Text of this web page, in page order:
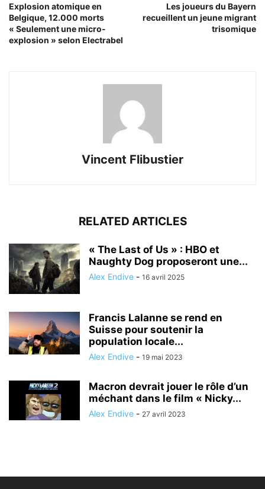
Explosion atomique en
Belgique, 12.000 morts
« Seulement une micro-
explosion » selon Electrabel
Les joueurs du Bayern
recueillent un jeune migrant
trisomique
Vincent Flibustier
RELATED ARTICLES
« The Last of Us » : HBO et
Naughty Dog proposeront une...
Alex Endive - 16 avril 2025
Francis Lalanne se rend en
Suisse pour soutenir la
population locale...
Alex Endive - 19 mai 2023
Macron devrait jouer le rôle d’un
méchant dans le film « Nicky...
Alex Endive - 27 avril 2023